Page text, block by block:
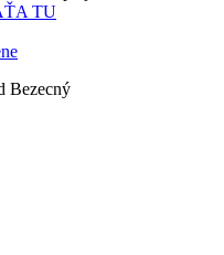
TU
Bezecný